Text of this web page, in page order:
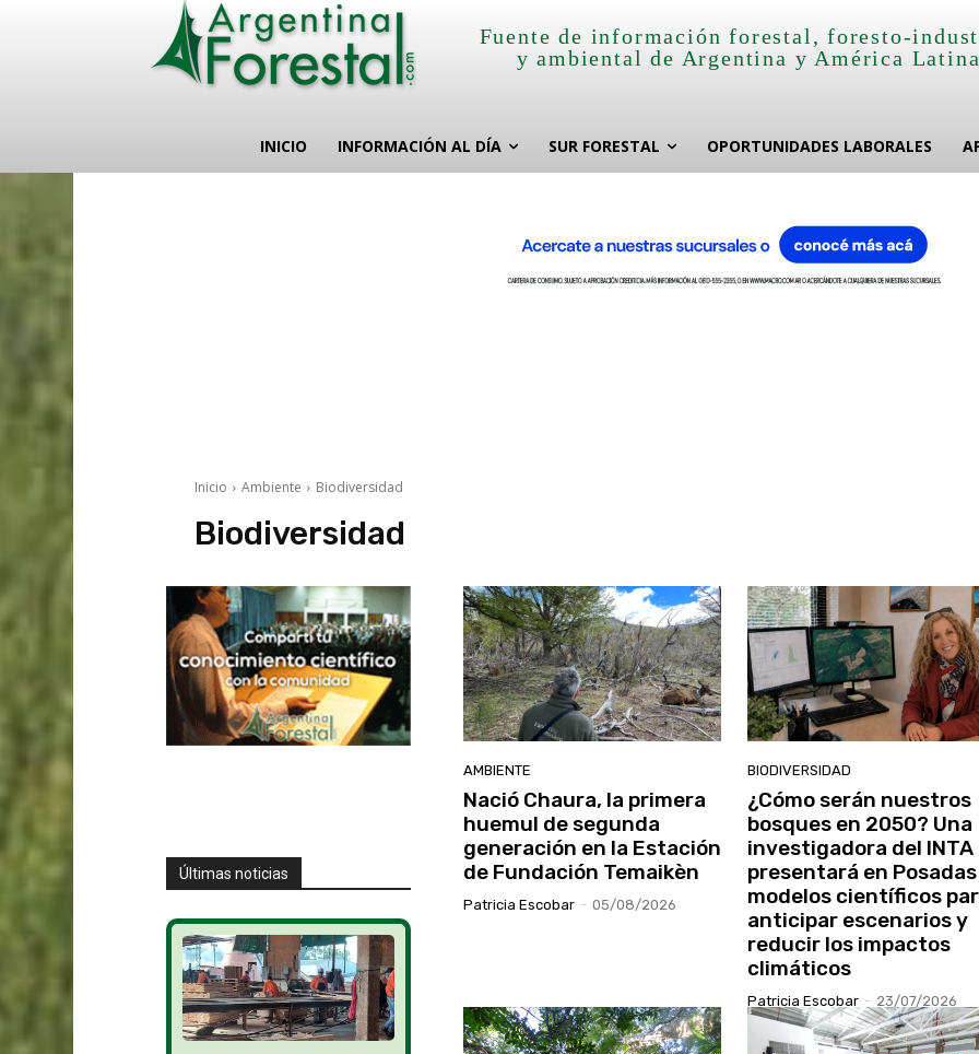
Fuente de información forestal, foresto-
y ambiental de Argentina y América
INICIO INFORMACIÓN AL DÍA SUR FORESTAL OPORTUNIDADES LABORALES
Inicio Ambiente Biodiversidad
Biodiversidad
Últimas noticias
AMBIENTE
Nació Chaura, la primera
huemul de segunda
generación en la Estación
de Fundación Temaikèn
Patricia Escobar - 05/08/2026
BIODIVERSIDAD
¿Cómo serán nuestros
bosques en 2050? Una
investigadora del INTA
presentará en Posadas
modelos científicos
anticipar escenarios y
reducir los impactos
climáticos
Patricia Escobar - 23/07/2026